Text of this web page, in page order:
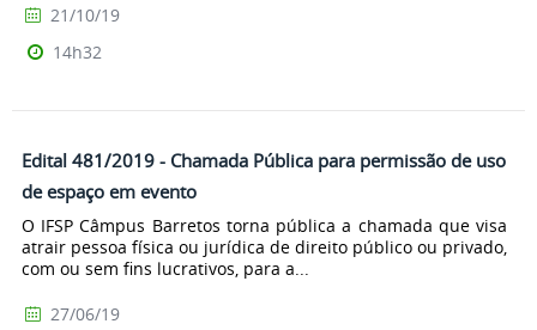
21/10/19
14h32
Edital 481/2019 - Chamada Pública para permissão de uso
de espaço em evento
O IFSP Câmpus Barretos torna pública a chamada que visa
atrair pessoa física ou jurídica de direito público ou privado,
com ou sem fins lucrativos, para a...
27/06/19